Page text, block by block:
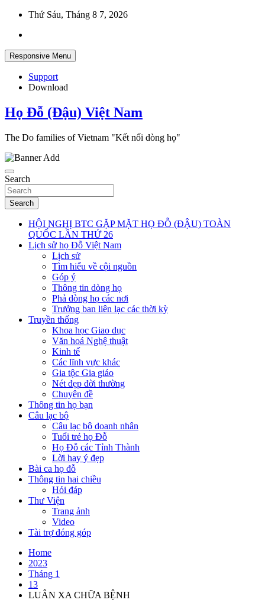
Skip
content
Thứ Sáu, Tháng 8 7, 2026
Responsive Menu
Support
Download
Họ Đỗ (Đậu) Việt Nam
The Do families of Vietnam "Kết nối dòng họ"
Search
Search
HỘI NGHỊ BTC GẶP MẶT HỌ ĐỖ (ĐẬU) TOÀN
QUỐC LẦN THỨ 26
Lịch sử họ Đỗ Việt Nam
Lịch sử
Tìm hiểu về cội nguồn
Góp ý
Thông tin dòng họ
Phả dòng họ các nơi
Trưởng ban liên lạc các thời kỳ
Truyền thống
Khoa học Giao dục
Văn hoá Nghệ thuật
Kinh tế
Các lĩnh vực khác
Gia tộc Gia giáo
Nét đẹp đời thường
Chuyên đề
Thông tin họ bạn
Câu lạc bộ
Câu lạc bộ doanh nhân
Tuổi trẻ họ Đỗ
Họ Đỗ các Tỉnh Thành
Lời hay ý đẹp
Bài ca họ đỗ
Thông tin hai chiều
Hỏi đáp
Thư Viện
Trang ảnh
Video
Tài trợ đóng góp
Home
2023
Tháng 1
13
LUÂN XA CHỮA BỆNH